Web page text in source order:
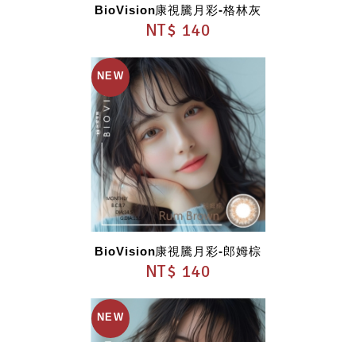
BioVision康視騰月彩-格林灰
NT$ 140
BioVision康視騰月彩-郎姆棕
NT$ 140